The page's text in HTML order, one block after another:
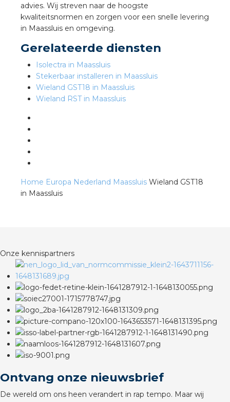
advies. Wij streven naar de hoogste
kwaliteitsnormen en zorgen voor een snelle levering
in Maassluis en omgeving.
Gerelateerde diensten
Isolectra in Maassluis
Stekerbaar installeren in Maassluis
Wieland GST18 in Maassluis
Wieland RST in Maassluis
Home Europa Nederland Maassluis Wieland GST18
in Maassluis
Onze kennispartners
Ontvang onze nieuwsbrief
De wereld om ons heen verandert in rap tempo. Maar wij
Academy
waarde